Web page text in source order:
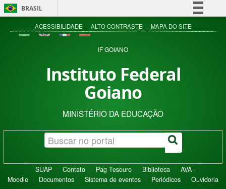
BRASIL
Simplifique!
Acesso à informação
ACESSIBILIDADE ALTO CONTRASTE MAPA DO SITE
IF GOIANO
Instituto Federal
Goiano
MINISTÉRIO DA EDUCAÇÃO
SUAP Contato Pag Tesouro Biblioteca
AVA -
Moodle
Documentos Sistema de eventos Periódicos Ouvidoria